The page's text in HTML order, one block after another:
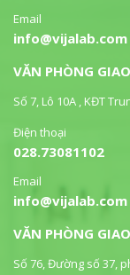
Email
info@vijalab.com
VĂN PHÒNG
Số 7, Lô 10A , KĐT
Điện thoại
028.73081102
Email
info@vijalab.com
VĂN PHÒNG
Số 76, Đường số 37,